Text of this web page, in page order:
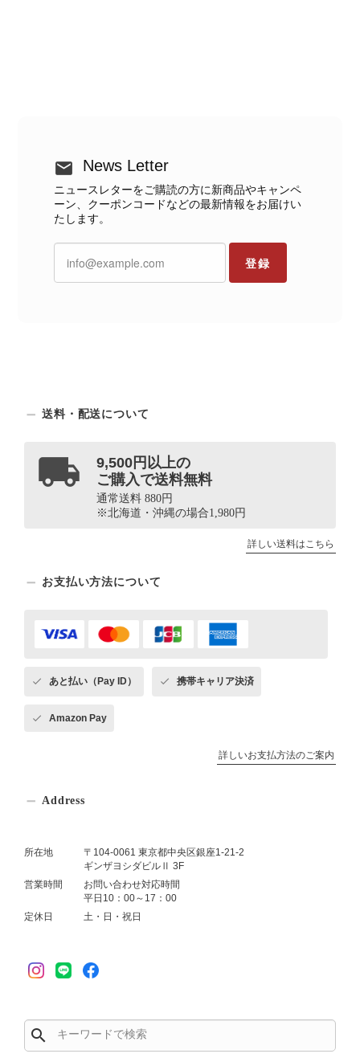
News Letter
ニュースレターをご購読の方に新商品やキャンペ
ーン、クーポンコードなどの最新情報をお届けい
たします。
登録
送料・配送について
9,500円以上の
ご購入で送料無料
通常送料 880円
※北海道・沖縄の場合1,980円
詳しい送料はこちら
お支払い方法について
あと払い（Pay ID） 携帯キャリア決済
Amazon Pay
詳しいお支払方法のご案内
Address
所在地
〒104-0061 東京都中央区銀座1-21-2
ギンザヨシダビルⅡ 3F
営業時間
お問い合わせ対応時間
平日10：00～17：00
定休日
土・日・祝日
search